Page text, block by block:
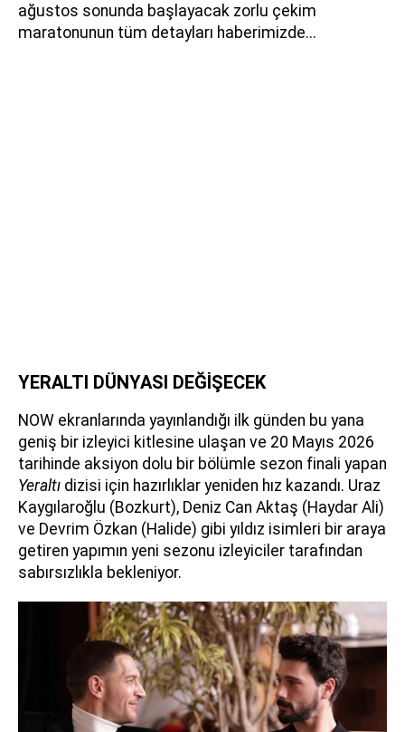
ağustos sonunda başlayacak zorlu çekim
maratonunun tüm detayları haberimizde...
YERALTI DÜNYASI DEĞİŞECEK
NOW ekranlarında yayınlandığı ilk günden bu yana
geniş bir izleyici kitlesine ulaşan ve 20 Mayıs 2026
tarihinde aksiyon dolu bir bölümle sezon finali yapan
Yeraltı dizisi için hazırlıklar yeniden hız kazandı. Uraz
Kaygılaroğlu (Bozkurt), Deniz Can Aktaş (Haydar Ali)
ve Devrim Özkan (Halide) gibi yıldız isimleri bir araya
getiren yapımın yeni sezonu izleyiciler tarafından
sabırsızlıkla bekleniyor.